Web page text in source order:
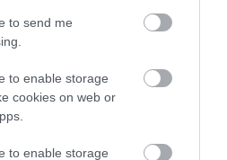
to send me
to enable storage
cookies on web or
to enable storage
és kollégái érvelnek
végre pontot tehetünk a